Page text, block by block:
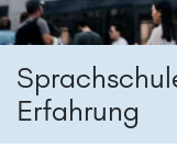
Erfahrung